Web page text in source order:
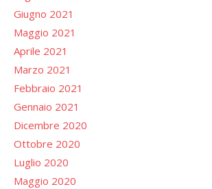
Giugno 2021
Maggio 2021
Aprile 2021
Marzo 2021
Febbraio 2021
Gennaio 2021
Dicembre 2020
Ottobre 2020
Luglio 2020
Maggio 2020